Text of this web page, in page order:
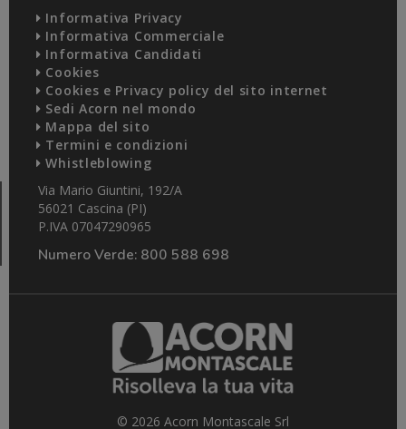
Informativa Privacy
Informativa Commerciale
Informativa Candidati
Cookies
Cookies e Privacy policy del sito internet
Sedi Acorn nel mondo
Mappa del sito
Termini e condizioni
Whistleblowing
Via Mario Giuntini, 192/A
56021 Cascina (PI)
P.IVA 07047290965
Numero Verde: 800 588 698
© 2026 Acorn Montascale Srl